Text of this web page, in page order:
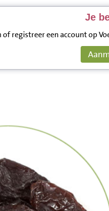
Je
of registreer een account op